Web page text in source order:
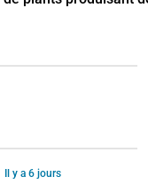
Il y a 6 jours